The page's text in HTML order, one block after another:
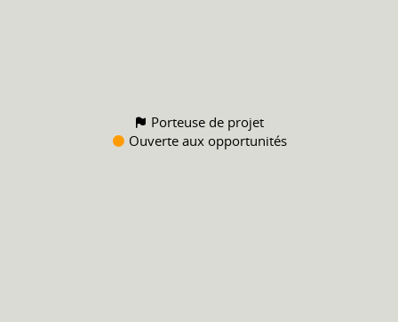
Porteuse de projet
Ouverte aux opportunités